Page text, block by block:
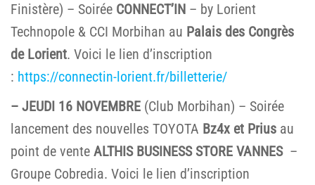
Finistère) – Soirée CONNECT’IN – by Lorient
Technopole & CCI Morbihan au Palais des Congrès
de Lorient. Voici le lien d’inscription
: https://connectin-lorient.fr/billetterie/
– JEUDI 16 NOVEMBRE (Club Morbihan) – Soirée
lancement des nouvelles TOYOTA Bz4x et Prius au
point de vente ALTHIS BUSINESS STORE VANNES–
Groupe Cobredia. Voici le lien d’inscription